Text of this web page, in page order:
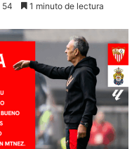
54 1 minuto de lectura